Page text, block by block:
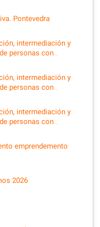
Pontevedra
intermediación y
personas con…
intermediación y
personas con…
intermediación y
personas con…
emprendemento
2026